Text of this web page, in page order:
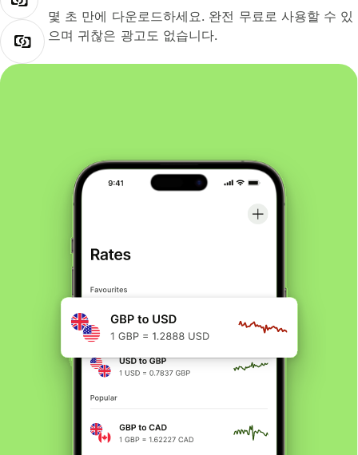
몇 초 만에 다운로드하세요. 완전 무료로 사용할 수 있
으며 귀찮은 광고도 없습니다.